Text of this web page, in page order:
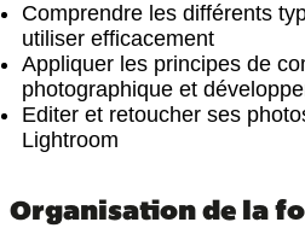
Comprendre les différents
utiliser efficacement
Appliquer les principes de
photographique et
Editer et retoucher ses
Lightroom
Organisation de la